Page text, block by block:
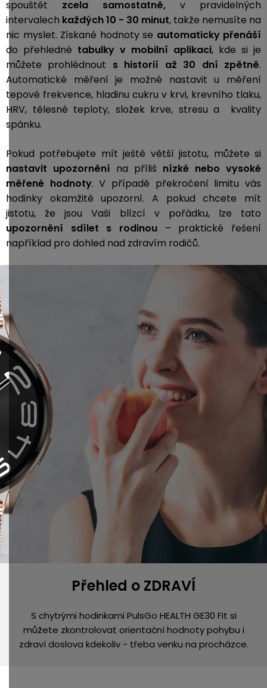
spouštět zcela samostatně, v pravidelných
intervalech každých 10 - 30 minut, takže nemusíte na
nic myslet. Získané hodnoty se automaticky přenáší
do přehledné tabulky v mobilní aplikaci, kde si je
můžete prohlédnout s historií až 30 dní zpětně.
Automatické měření je možné nastavit u měření
tepové frekvence, hladinu cukru v krvi, krevního tlaku,
HRV, tělesné teploty, složek krve, stresu a kvality
spánku.
Pokud potřebujete mít ještě větší jistotu, můžete si
nastavit upozornění na příliš nízké nebo vysoké
měřené hodnoty. V případě překročení limitu vás
hodinky okamžitě upozorní. A pokud chcete mít
jistotu, že jsou Vaši blízcí v pořádku, lze tato
upozornění sdílet s rodinou – praktické řešení
například pro dohled nad zdravím rodičů.
Přehled o ZDRAVÍ
S chytrými hodinkami PulsGo HEALTH GE30 Fit si
můžete zkontrolovat orientační hodnoty pohybu i
zdraví doslova kdekoliv - třeba venku na procházce.